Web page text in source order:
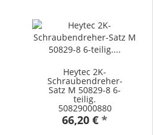
Heytec 2K-
Schraubendreher-
Satz M 50829-8 6-
teilig.
50829000880
66,20 € *